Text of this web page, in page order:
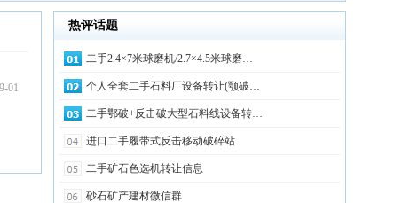
01
热评话题
二手2.4×7米球磨机/2.7×4.5米球磨…
个人全套二手石料厂设备转让(颚破…
二手鄂破+反击破大型石料线设备转…
进口二手履带式反击移动破碎站
二手矿石色选机转让信息
砂石矿产建材微信群